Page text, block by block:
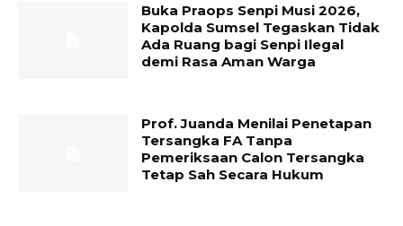
Buka Praops Senpi Musi 2026,
Kapolda Sumsel Tegaskan Tidak
Ada Ruang bagi Senpi Ilegal
demi Rasa Aman Warga
Prof. Juanda Menilai Penetapan
Tersangka FA Tanpa
Pemeriksaan Calon Tersangka
Tetap Sah Secara Hukum